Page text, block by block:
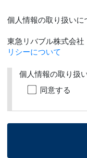
個人情報の取り扱いに
東急リバブル株式
リシーについて
個人情報の取り扱
同意する